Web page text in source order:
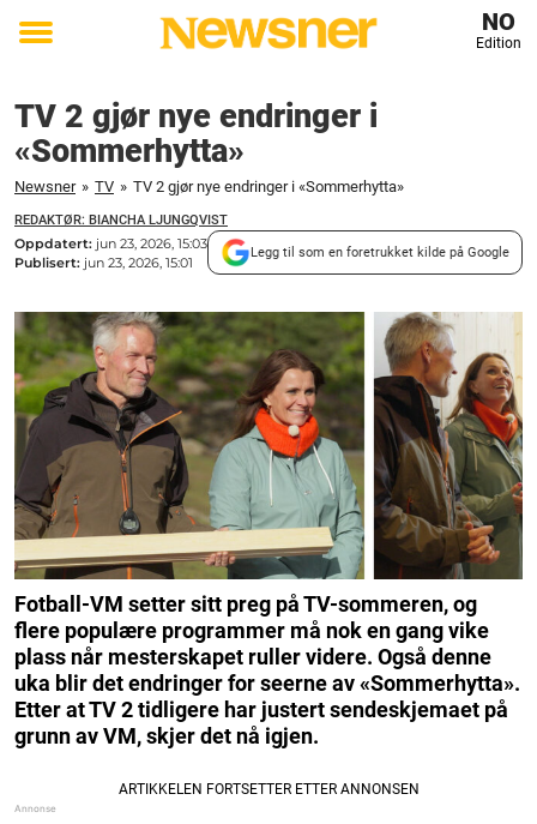
Toggle
NO
Edition
TV 2 gjør nye endringer i
«Sommerhytta»
Newsner » TV » TV 2 gjør nye endringer i «Sommerhytta»
REDAKTØR: BIANCHA LJUNGQVIST
Oppdatert: jun 23, 2026, 15:03
Publisert: jun 23, 2026, 15:01
Legg til som en foretrukket kilde på Google
Fotball-VM setter sitt preg på TV-sommeren, og
flere populære programmer må nok en gang vike
plass når mesterskapet ruller videre. Også denne
uka blir det endringer for seerne av «Sommerhytta».
Etter at TV 2 tidligere har justert sendeskjemaet på
grunn av VM, skjer det nå igjen.